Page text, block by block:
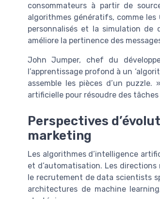
consommateurs à partir de
algorithmes génératifs, comme
personnalisés et la simulation de
améliore la pertinence des
John Jumper, chef du
l’apprentissage profond à un
assemble les pièces d’un
artificielle pour résoudre des
Perspectives
marketing
Les algorithmes d’intelligence
et d’automatisation. Les
le recrutement de data scientists
architectures de machine